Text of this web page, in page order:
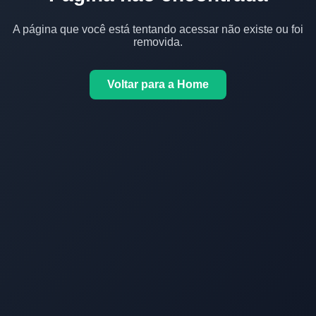
A página que você está tentando acessar não existe ou foi
removida.
Voltar para a Home